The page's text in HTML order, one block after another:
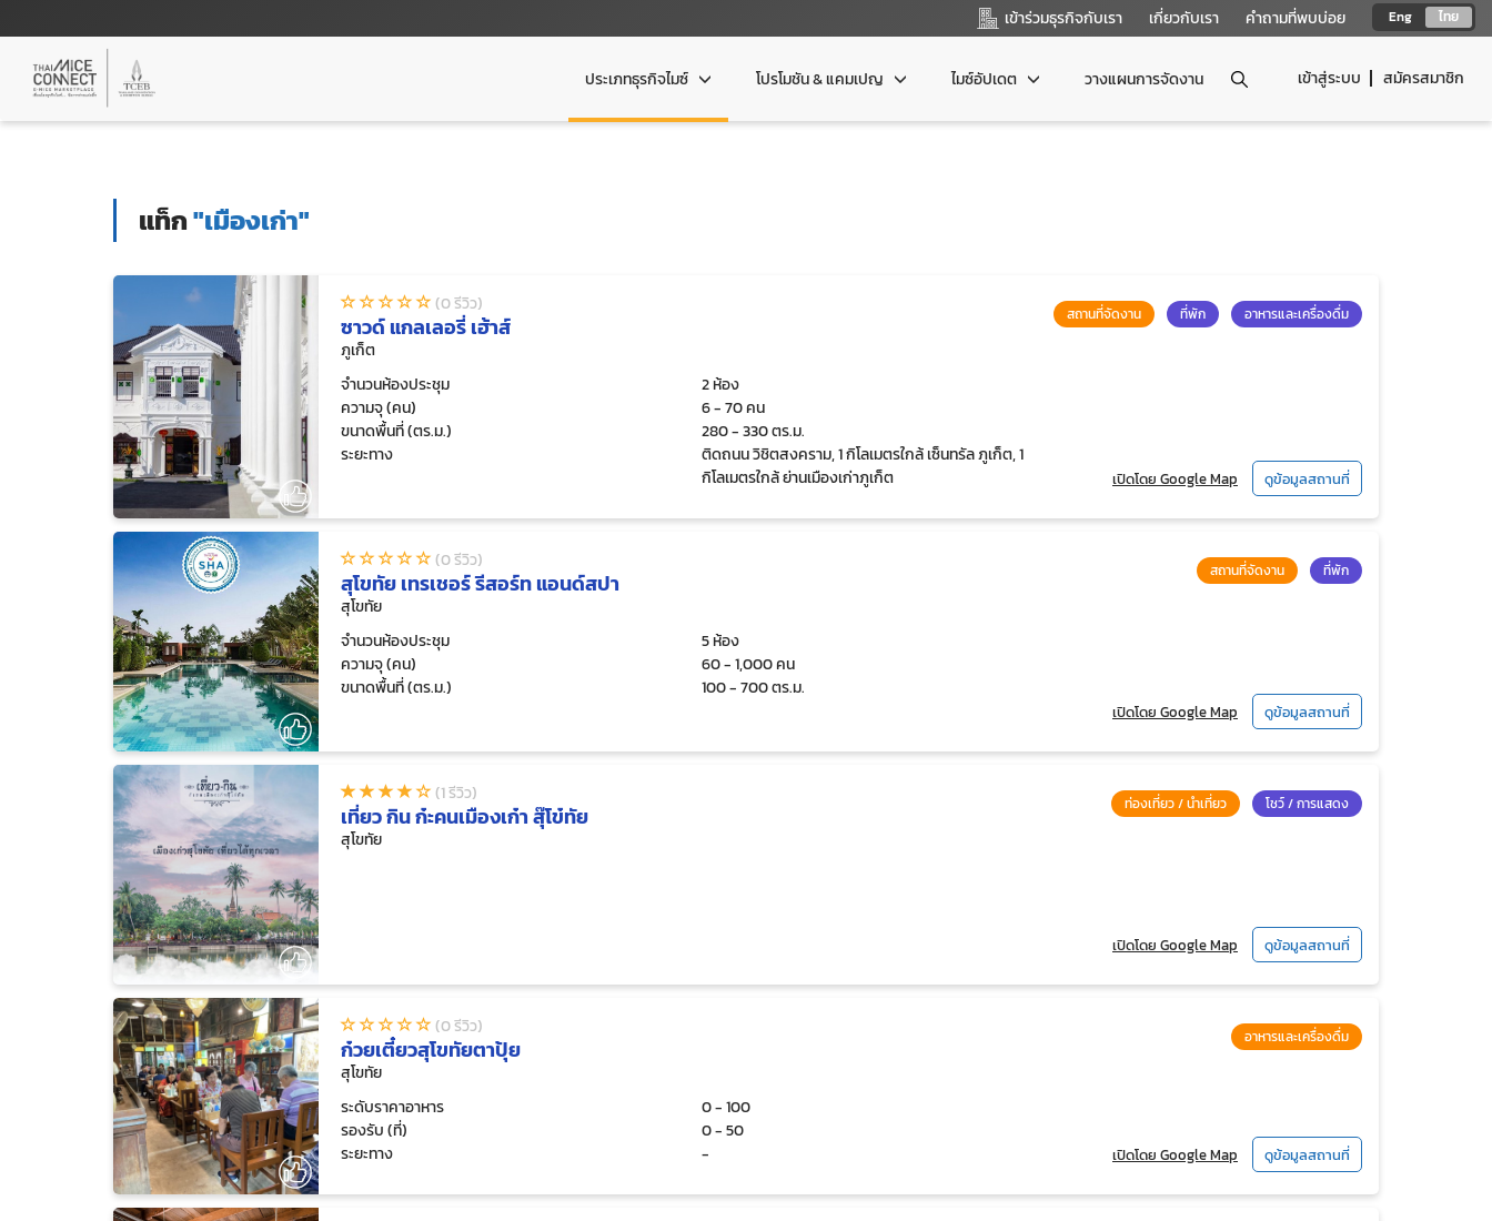
Eng ไทย
เข้าร่วมธุรกิจกับเรา เกี่ยวกับเรา คำถามที่พบบ่อย
เข้าสู่ระบบ สมัครสมาชิก
ประเภทธุรกิจไมซ์ โปรโมชัน & แคมเปญ ไมซ์อัปเดต วางแผนการจัดงาน
แท็ก"เมืองเก่า"
(0 รีวิว)
ซาวด์ แกลเลอรี่ เฮ้าส์
ภูเก็ต
สถานที่จัดงาน ที่พัก อาหารและเครื่องดื่ม
จำนวนห้องประชุม
2 ห้อง
ความจุ (คน)
6 - 70 คน
ขนาดพื้นที่ (ตร.ม.)
280 - 330 ตร.ม.
ระยะทาง
ติดถนน วิชิตสงคราม, 1 กิโลเมตรใกล้ เซ็นทรัล ภูเก็ต, 1
กิโลเมตรใกล้ ย่านเมืองเก่าภูเก็ต
เปิดโดย Google Map ดูข้อมูลสถานที่
(0 รีวิว)
สุโขทัย เทรเชอร์ รีสอร์ท แอนด์สปา
สุโขทัย
สถานที่จัดงาน ที่พัก
จำนวนห้องประชุม
5 ห้อง
ความจุ (คน)
60 - 1,000 คน
ขนาดพื้นที่ (ตร.ม.)
100 - 700 ตร.ม.
เปิดโดย Google Map ดูข้อมูลสถานที่
(1 รีวิว)
เที่ยว กิน ก๋ะคนเมืองเก๋า สุ๊โข๋ทัย
สุโขทัย
ท่องเที่ยว / นำเที่ยว โชว์ / การแสดง
เปิดโดย Google Map ดูข้อมูลสถานที่
(0 รีวิว)
ก๋วยเตี๋ยวสุโขทัยตาปุ้ย
สุโขทัย
อาหารและเครื่องดื่ม
ระดับราคาอาหาร
0 - 100
รองรับ (ที่)
0 - 50
ระยะทาง
- เปิดโดย Google Map ดูข้อมูลสถานที่